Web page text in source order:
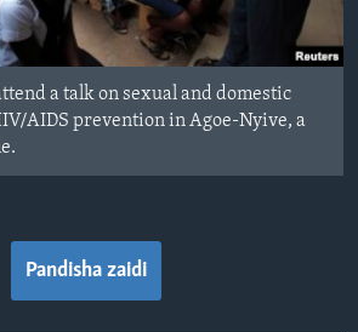
a talk on sexual and domestic
AIDS prevention in Agoe-Nyive, a
Pandisha zaidi